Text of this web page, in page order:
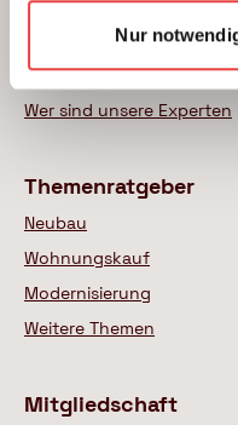
Nur
Kauf einer
Modernisierung von
Das BSB Beratungsnetz
Wer sind unsere Experten
Themenratgeber
Neubau
Wohnungskauf
Modernisierung
Weitere Themen
Mitgliedschaft